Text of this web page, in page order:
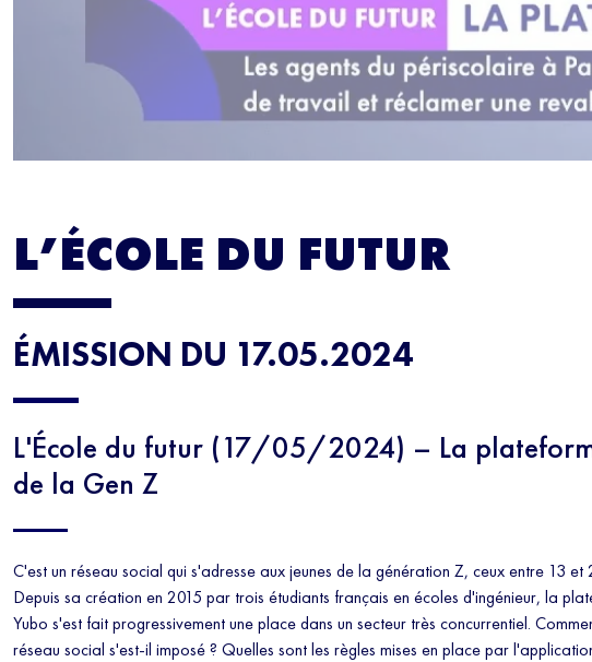
L’ÉCOLE DU FUTUR
ÉMISSION DU 17.05.2024
L'École du futur (17/05/2024) – La
de la Gen Z
C'est un réseau social qui s'adresse aux jeunes de la génération Z, ceux entre 13 et
Depuis sa création en 2015 par trois étudiants français en écoles d'ingénieur, la
Yubo s'est fait progressivement une place dans un secteur très concurrentiel.
réseau social s'est-il imposé ? Quelles sont les règles mises en place par